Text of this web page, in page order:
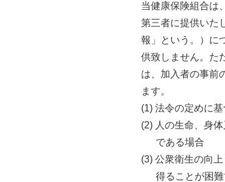
当健康保険組合は
第三者に提供いた
報」という。）に
供致しません。た
は、加入者の事前
ます。
(1) 法令の定めに
(2) 人の生命、身
である場合
(3) 公衆衛生の向
得ることが困